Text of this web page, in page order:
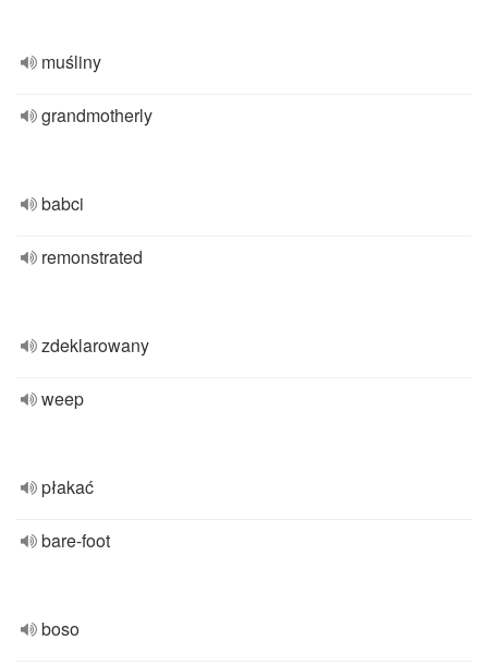
muśliny
grandmotherly
babci
remonstrated
zdeklarowany
weep
płakać
bare-foot
boso